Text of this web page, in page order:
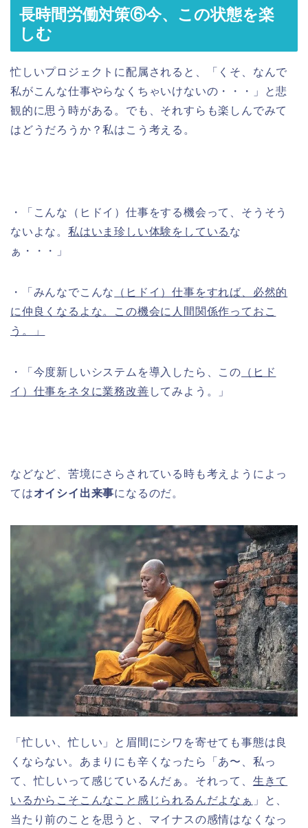
長時間労働対策⑥今、この状態を楽
しむ
忙しいプロジェクトに配属されると、「くそ、なんで
私がこんな仕事やらなくちゃいけないの・・・」と悲
観的に思う時がある。でも、それすらも楽しんでみて
はどうだろうか？私はこう考える。
・「こんな（ヒドイ）仕事をする機会って、そうそう
ないよな。 私はいま珍しい体験をしている な
ぁ・・・」
・「みんなでこんな
（ヒドイ）仕事をすれば、必然的
に仲良くなるよな。この機会に人間関係作っておこ
う。」
・「今度新しいシステムを導入したら、この （ヒド
イ）仕事をネタに業務改善 してみよう。」
などなど、苦境にさらされている時も考えようによっ
てはオイシイ出来事になるのだ。
「忙しい、忙しい」と眉間にシワを寄せても事態は良
くならない。あまりにも辛くなったら「あ〜、私っ
て、忙しいって感じているんだぁ。それって、 生きて
いるからこそこんなこと感じられるんだよなぁ 」と、
当たり前のことを思うと、マイナスの感情はなくなっ